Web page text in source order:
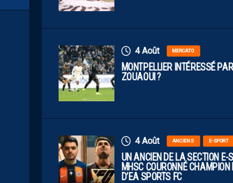
4 Août MERCATO
MONTPELLIER INTÉRESSÉ
ZOUAOUI ?
4 Août ANCIENS E-SPORT
UN ANCIEN DE LA SECTION E-
MHSC COURONNÉ CHAMPION
D’EA SPORTS FC